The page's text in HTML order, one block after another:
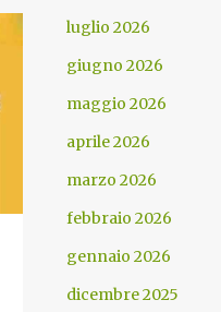
luglio 2026
giugno 2026
maggio 2026
aprile 2026
marzo 2026
febbraio 2026
gennaio 2026
dicembre 2025